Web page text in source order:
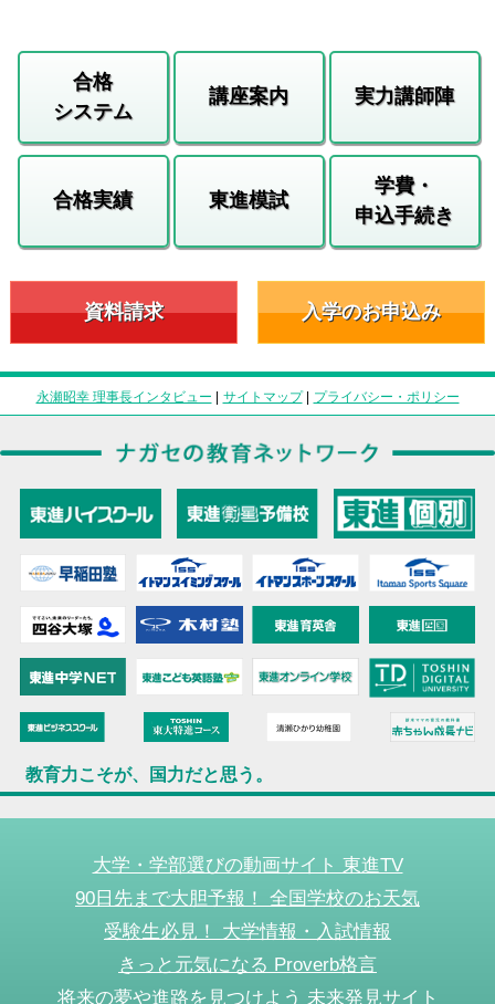
合格
システム
講座案内 実力講師陣
合格実績 東進模試
学費・
申込手続き
資料請求 入学のお申込み
永瀬昭幸 理事長インタビュー | サイトマップ| プライバシー・ポリシー
教育力こそが、国力だと思う。
大学・学部選びの動画サイト 東進TV
90日先まで大胆予報！ 全国学校のお天気
受験生必見！ 大学情報・入試情報
きっと元気になる Proverb格言
将来の夢や進路を見つけよう 未来発見サイト